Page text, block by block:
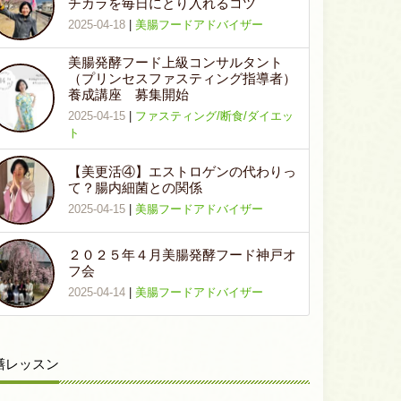
2025-04-18 |美腸フードアドバイザー
美腸発酵フード上級コンサルタント
（プリンセスファスティング指導者）
養成講座 募集開始
2025-04-15
ファスティング/断食/ダイエッ
ト
【美更活④】エストロゲンの代わりっ
て？腸内細菌との関係
2025-04-15 |美腸フードアドバイザー
２０２５年４月美腸発酵フード神戸オ
フ会
2025-04-14 |美腸フードアドバイザー
レッスン